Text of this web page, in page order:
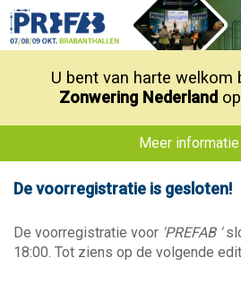
U bent van harte welkom
Zonwering Nederland
Meer
De voorregistratie is gesloten!
De voorregistratie voor 'PREFAB '
18:00. Tot ziens op de volgende